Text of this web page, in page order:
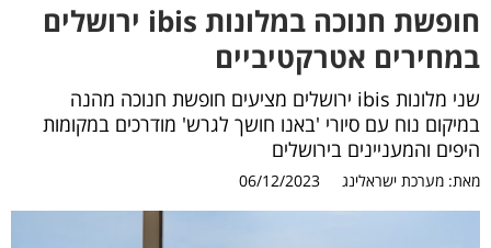
חופשת חנוכה במלונות ibis ירושלים
במחירים אטרקטיביים
שני מלונות ibis ירושלים מציעים חופשת חנוכה מהנה
במיקום נוח עם סיורי 'באנו חושך לגרש' מודרכים במקומות
היפים והמעניינים בירושלים
מאת: מערכת ישראלינג 06/12/2023